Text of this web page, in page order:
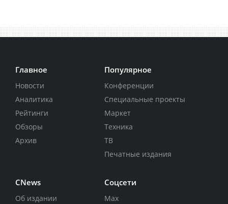
Главное
Новости
Аналитика
Рейтинги
Обзоры
Архив
Популярное
Конференции
Специальные проекты
Маркет
Техника
ТВ
Печатные издания
CNews
Об издании
Соцсети
Max